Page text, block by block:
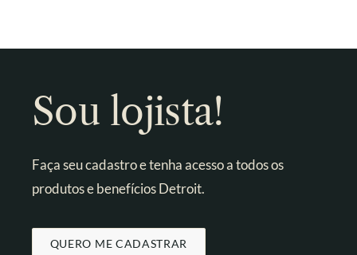
A MONTMARTRE
CONTATO
Sou lojista!
Faça seu cadastro e tenha acesso a todos os
produtos e benefícios Detroit.
QUERO ME CADASTRAR